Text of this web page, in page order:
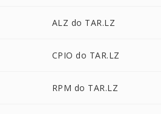
ALZ do TAR.LZ
CPIO do TAR.LZ
RPM do TAR.LZ